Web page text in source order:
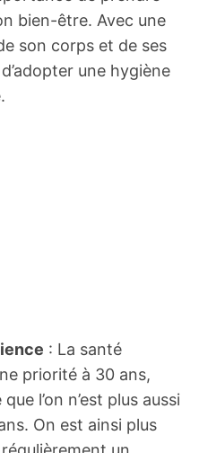
bien-être. Avec une
son corps et de ses
une hygiène
: La santé
priorité à 30 ans,
l’on n’est plus aussi
On est ainsi plus